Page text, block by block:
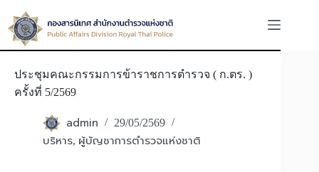
to
content
ประชุมคณะกรรมการข้าราชการตำรวจ ( ก.ตร. )
ครั้งที่ 5/2569
admin 29/05/2569
บริหาร, ผู้บัญชาการตำรวจแห่งชาติ